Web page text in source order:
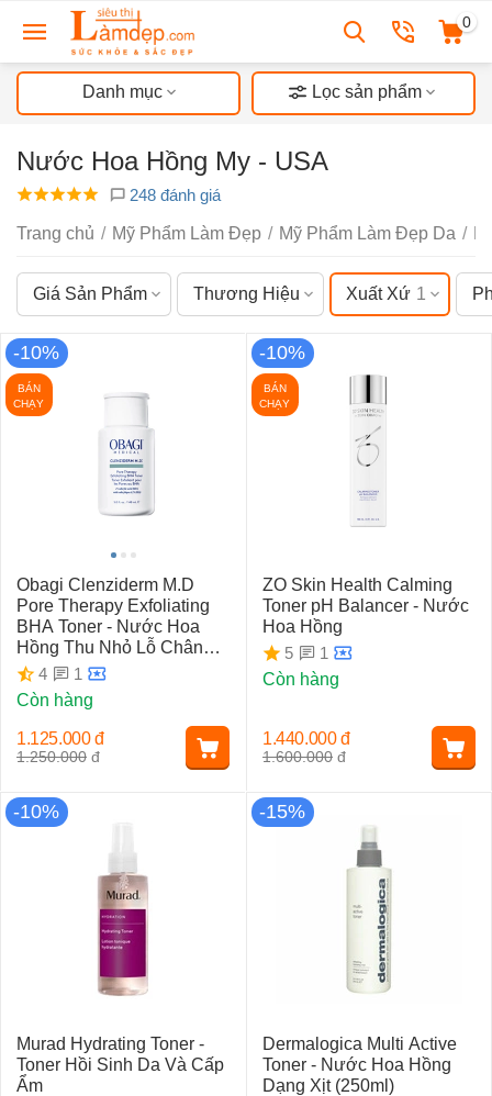
0
Danh mục Lọc sản phẩm
Nước Hoa Hồng My - USA
248 đánh giá
Trang chủ / Mỹ Phẩm Làm Đẹp / Mỹ Phẩm Làm Đẹp Da /
Giá Sản Phẩm Thương Hiệu Xuất Xứ 1
-10%
BÁN
CHẠY
Obagi Clenziderm M.D
Pore Therapy Exfoliating
BHA Toner - Nước Hoa
Hồng Thu Nhỏ Lỗ Chân
Lông
4
1
Còn hàng
1.250.000 đ
1.125.000 đ
-10%
BÁN
CHẠY
ZO Skin Health Calming
Toner pH Balancer - Nước
Hoa Hồng
5
1
Còn hàng
1.600.000 đ
1.440.000 đ
-10%
Murad Hydrating Toner -
Toner Hồi Sinh Da Và Cấp
Ẩm
-15%
Dermalogica Multi Active
Toner - Nước Hoa Hồng
Dạng Xịt (250ml)